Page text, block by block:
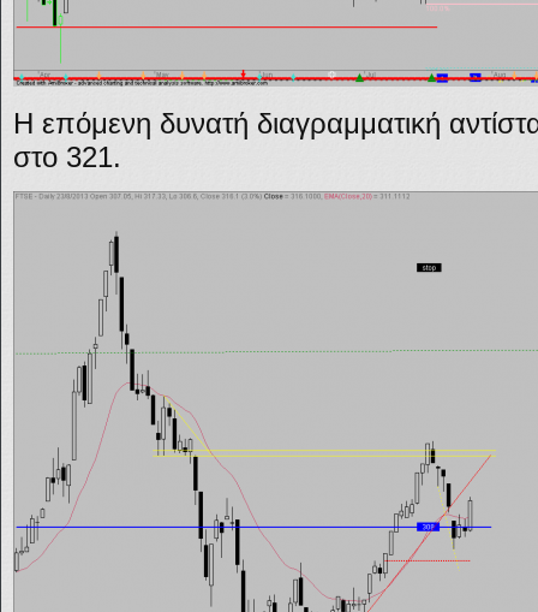
Η επόμενη δυνατή διαγραμματική
στο 321.